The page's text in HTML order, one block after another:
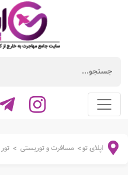
اپلای تو> مسافرت و توریستی >